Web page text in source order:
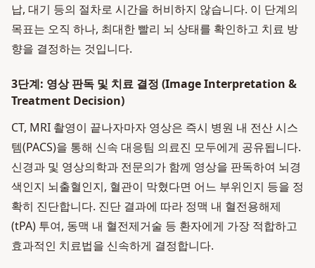
납, 대기 등의 절차로 시간을 허비하지 않습니다. 이 단계의
목표는 오직 하나, 최대한 빨리 뇌 상태를 확인하고 치료 방
향을 결정하는 것입니다.
3단계: 영상 판독 및 치료 결정 (Image Interpretation &
Treatment Decision)
CT, MRI 촬영이 끝나자마자 영상은 즉시 병원 내 전산 시스
템(PACS)을 통해 신속 대응팀 의료진 모두에게 공유됩니다.
신경과 및 영상의학과 전문의가 함께 영상을 판독하여 뇌경
색인지 뇌출혈인지, 혈관이 막혔다면 어느 부위인지 등을 정
확히 진단합니다. 진단 결과에 따라 정맥 내 혈전용해제
(tPA) 투여, 동맥 내 혈전제거술 등 환자에게 가장 적합하고
효과적인 치료법을 신속하게 결정합니다.